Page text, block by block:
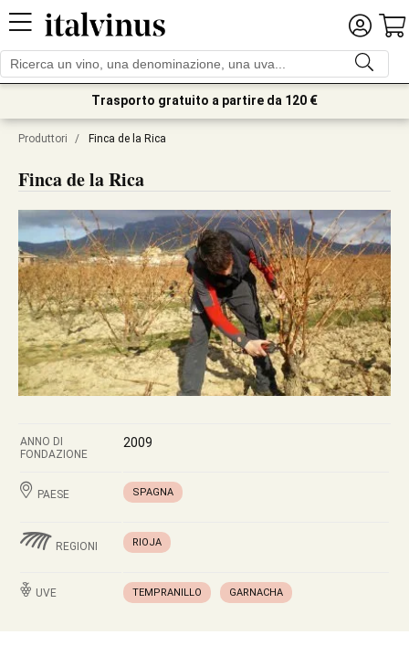
Trasporto gratuito a partire da 120 €
Produttori / Finca de la Rica
Finca de la Rica
ANNO DI
FONDAZIONE
2009
PAESE SPAGNA
REGIONI RIOJA
UVE TEMPRANILLO GARNACHA